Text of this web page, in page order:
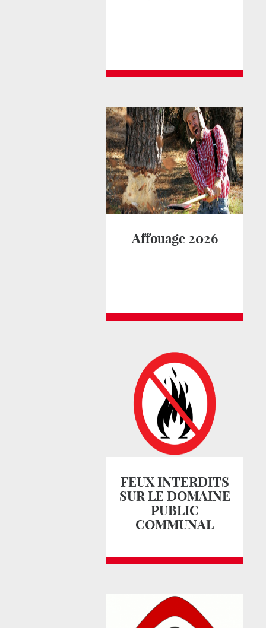
Affouage 2026
FEUX INTERDITS
SUR LE DOMAINE
PUBLIC
COMMUNAL